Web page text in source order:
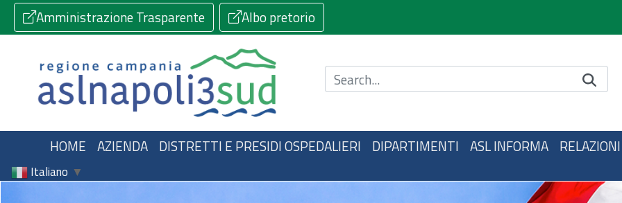
Amministrazione Trasparente Albo pretorio
Cerca nel sito
HOME AZIENDA DISTRETTI E PRESIDI OSPEDALIERI DIPARTIMENTI ASL INFORMA
Italiano ▼